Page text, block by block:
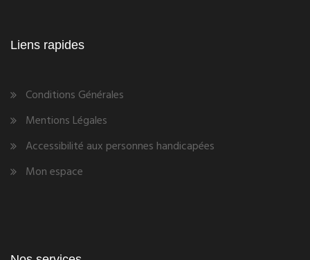
Liens rapides
Conditions Générales
Mentions Légales
Accessibilité aux personnes handicapées
Mon espace